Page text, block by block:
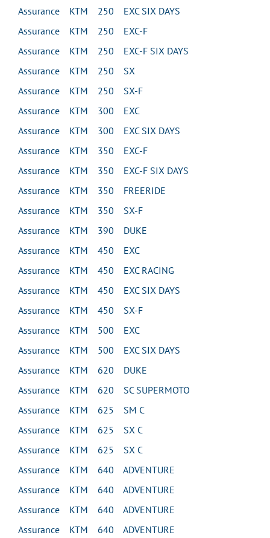
Assurance KTM 250 EXC SIX DAYS
Assurance KTM 250 EXC-F
Assurance KTM 250 EXC-F SIX DAYS
Assurance KTM 250 SX
Assurance KTM 250 SX-F
Assurance KTM 300 EXC
Assurance KTM 300 EXC SIX DAYS
Assurance KTM 350 EXC-F
Assurance KTM 350 EXC-F SIX DAYS
Assurance KTM 350 FREERIDE
Assurance KTM 350 SX-F
Assurance KTM 390 DUKE
Assurance KTM 450 EXC
Assurance KTM 450 EXC RACING
Assurance KTM 450 EXC SIX DAYS
Assurance KTM 450 SX-F
Assurance KTM 500 EXC
Assurance KTM 500 EXC SIX DAYS
Assurance KTM 620 DUKE
Assurance KTM 620 SC SUPERMOTO
Assurance KTM 625 SM C
Assurance KTM 625 SX C
Assurance KTM 625 SX C
Assurance KTM 640 ADVENTURE
Assurance KTM 640 ADVENTURE
Assurance KTM 640 ADVENTURE
Assurance KTM 640 ADVENTURE